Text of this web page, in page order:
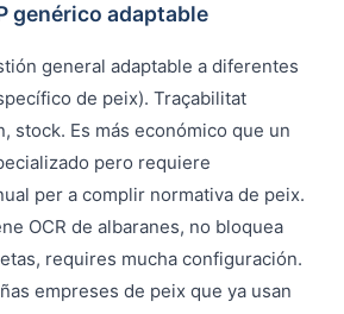
genérico adaptable
general adaptable a diferentes
de peix). Traçabilitat
stock. Es más económico que un
pero requiere
per a complir normativa de peix.
OCR de albaranes, no bloquea
requires mucha configuración.
empreses de peix que ya usan